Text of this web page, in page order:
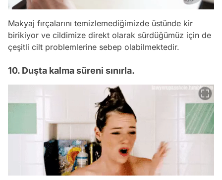
Makyaj fırçalarını temizlemediğimizde üstünde kir
birikiyor ve cildimize direkt olarak sürdüğümüz için de
çeşitli cilt problemlerine sebep olabilmektedir.
10. Duşta kalma süreni sınırla.